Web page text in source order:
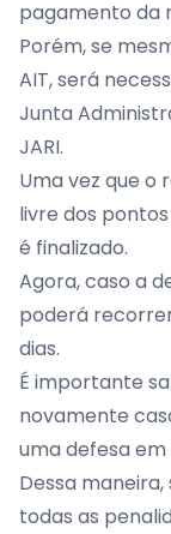
pagamento da
Porém, se
AIT, será
Junta
JARI.
Uma vez que
livre dos
é finalizado.
Agora, caso a
poderá
dias.
É importante
novamente
uma defesa
Dessa
todas as